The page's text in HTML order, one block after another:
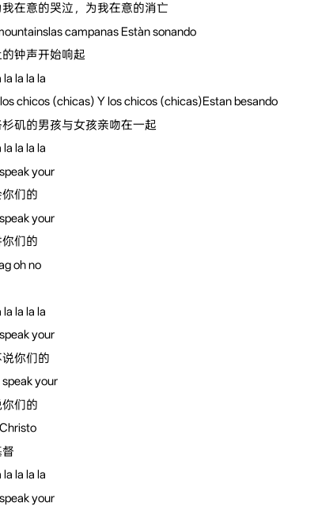
在意的哭泣，为我在意的消亡
campanas Estàn sonando
钟声开始响起
la la la la
chicos (chicas) Y los chicos (chicas)Estan besando
矶的男孩与女孩亲吻在一起
la la la la
your
们的
your
们的
oh no
la la la la
your
你们的
your
们的
la la la la
your